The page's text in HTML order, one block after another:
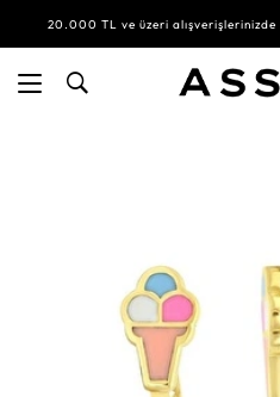
20.000 TL ve üzeri alışverişlerinizde